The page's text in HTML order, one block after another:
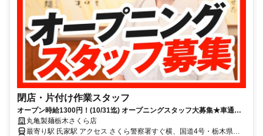
閉店・片付け作業スタッフ
オープン時給1300円！(10/31迄) オープニングスタッフ大募集★車通勤
OK！【夜の短時間だけ】週2日～／1日1h◎曜日も相談OK！まかない
有！シフトは1週間毎♪
丸亀製麺栃木さくら店
最寄り駅 氏家駅 アクセス さくら警察署すぐ横、国道4号・栃木県道